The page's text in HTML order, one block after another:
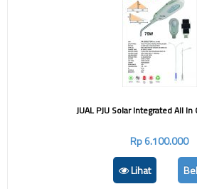
JUAL PJU Solar Integrated All
Rp 6.100.000
Lihat